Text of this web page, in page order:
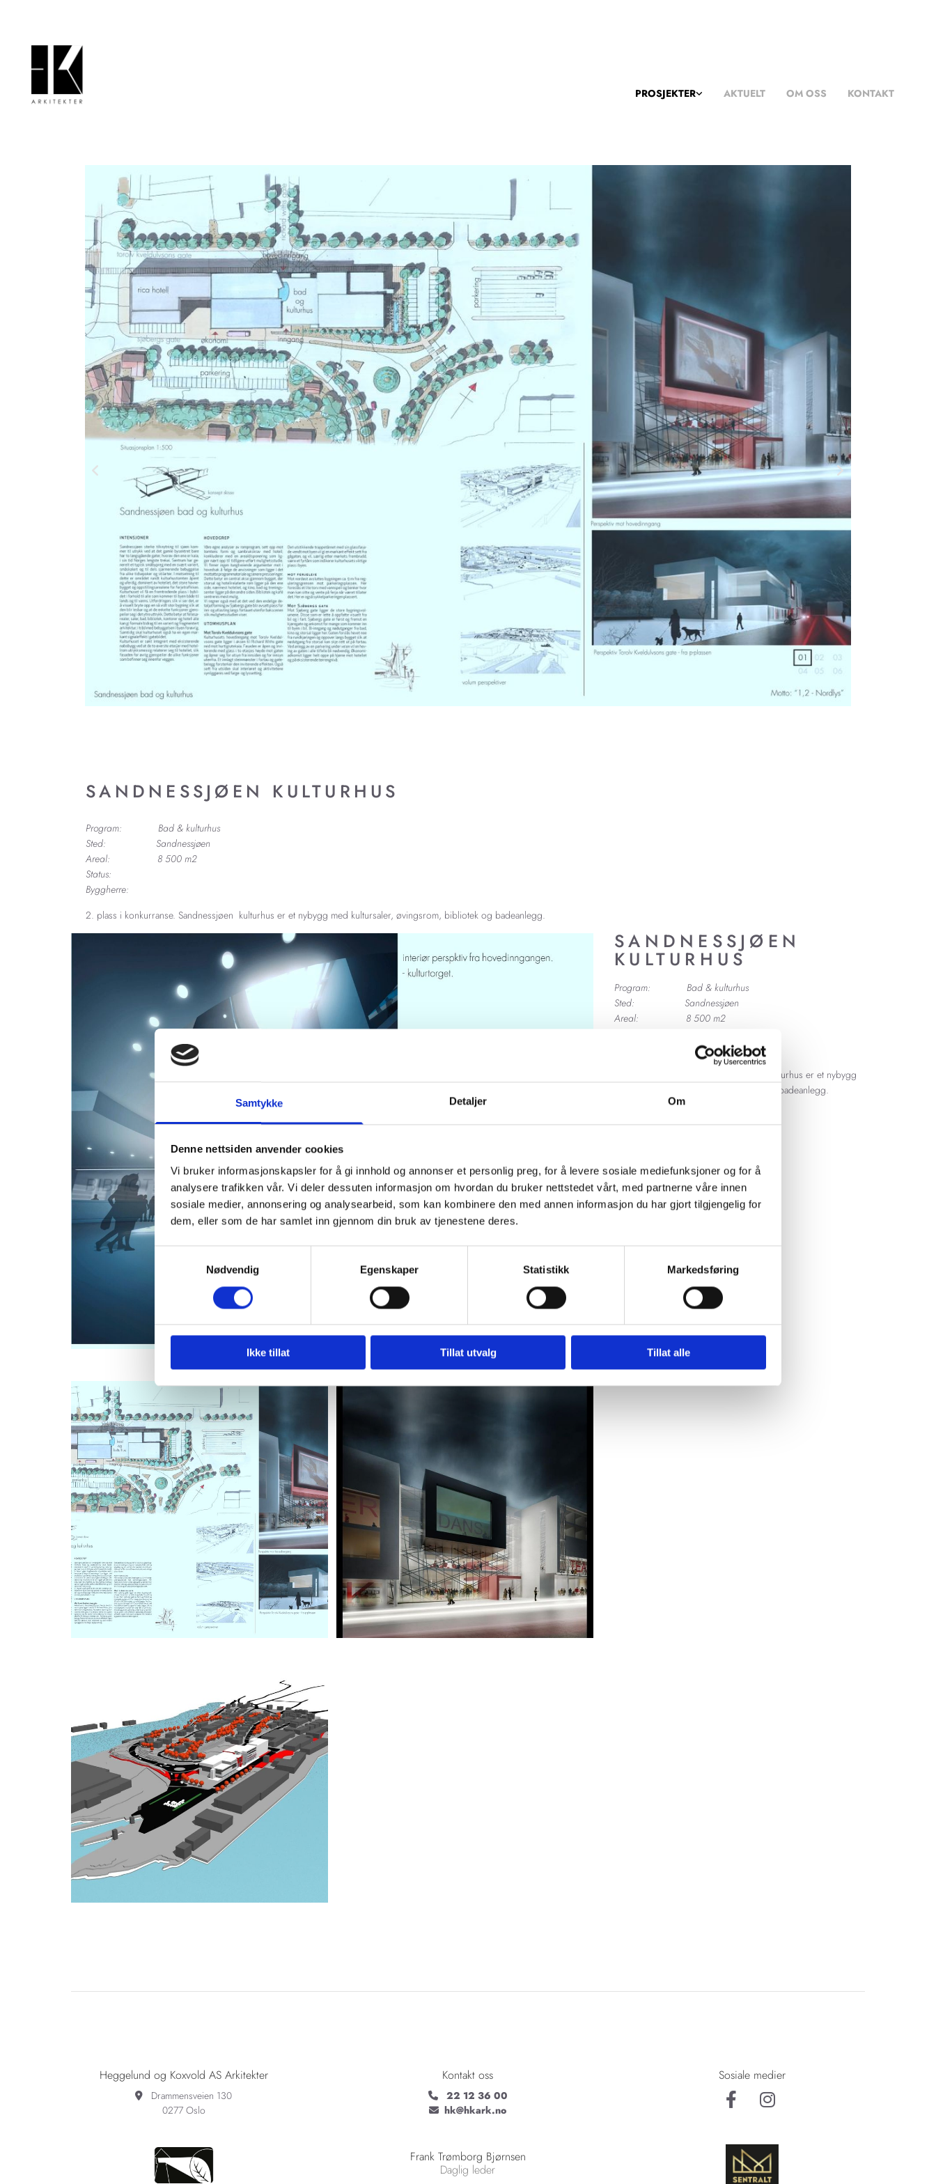
Samtykke Detaljer Om
Denne nettsiden anvender cookies
Vi bruker informasjonskapsler for å gi innhold og annonser et personlig preg, for å levere sosiale mediefunksjoner og for å
analysere trafikken vår. Vi deler dessuten informasjon om hvordan du bruker nettstedet vårt, med partnerne våre innen
sosiale medier, annonsering og analysearbeid, som kan kombinere den med annen informasjon du har gjort tilgjengelig for
dem, eller som de har samlet inn gjennom din bruk av tjenestene deres.
Nødvendig
Egenskaper Statistikk Markedsføring
Ikke tillat Tillat utvalg Tillat alle
PROSJEKTER AKTUELT OM OSS KONTAKT
SANDNESSJØEN KULTURHUS
Program: Bad & kulturhus
Sted: Sandnessjøen
Areal: 8 500 m2
Status:
Byggherre:
2. plass i konkurranse. Sandnessjøen kulturhus er et nybygg med kultursaler, øvingsrom, bibliotek og badeanlegg.
SANDNESSJØEN
KULTURHUS
Program: Bad & kulturhus
Sted: Sandnessjøen
Areal: 8 500 m2
Byggherre: xxxx
2. plass i konkurranse. Sandnessjøen kulturhus er et nybygg
med kultursaler, øvingsrom, bibliotek og badeanlegg.
Heggelund og Koxvold AS Arkitekter

Drammensveien 130
0277 Oslo
Kontakt oss
 22 12 36 00
 hk@hkark.no
Frank Trømborg Bjørnsen
Daglig leder
Sosiale medier